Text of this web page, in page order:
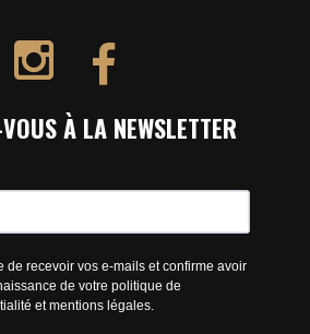
À LA NEWSLETTER
de recevoir vos e-mails et confirme avoir
de votre politique de
et mentions légales.